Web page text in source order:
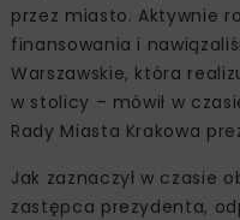
przez miasto. Aktywnie
finansowania i
Warszawskie, która
w stolicy – mówił w
Rady Miasta Krakowa
Jak zaznaczył w czasie
zastępca prezydenta,